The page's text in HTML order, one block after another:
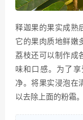
释迦果的果实成熟
它的果肉质地鲜嫩
荔枝还可以制作成
味和口感。为了
净。将果实浸泡在
以去除上面的粉霜。